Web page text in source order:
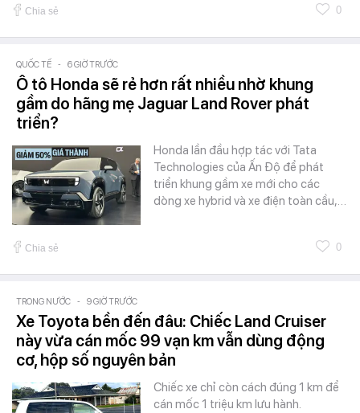
Chia sẻ 0
QUỐC TẾ - 6 GIỜ TRƯỚC
Ô tô Honda sẽ rẻ hơn rất nhiều nhờ khung
gầm do hãng mẹ Jaguar Land Rover phát
triển?
Honda lần đầu hợp tác với Tata
Technologies của Ấn Độ để phát
triển khung gầm xe mới cho các
dòng xe hybrid và xe điện toàn cầu,…
Chia sẻ 0
TRONG NƯỚC - 9 GIỜ TRƯỚC
Xe Toyota bền đến đâu: Chiếc Land Cruiser
này vừa cán mốc 99 vạn km vẫn dùng động
cơ, hộp số nguyên bản
Chiếc xe chỉ còn cách đúng 1 km để
cán mốc 1 triệu km lưu hành.